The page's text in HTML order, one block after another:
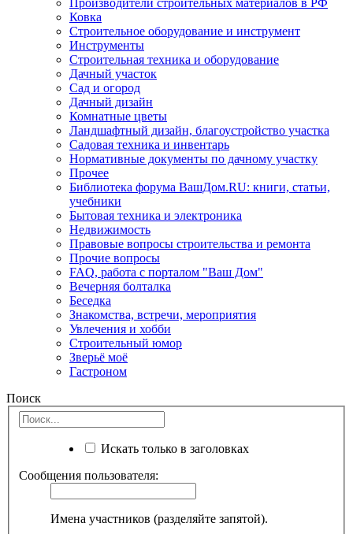
Ковка
Строительное оборудование и инструмент
Инструменты
Строительная техника и оборудование
Дачный участок
Сад и огород
Дачный дизайн
Комнатные цветы
Ландшафтный дизайн, благоустройство участка
Садовая техника и инвентарь
Нормативные документы по дачному участку
Прочее
Библиотека форума ВашДом.RU: книги, статьи,
учебники
Бытовая техника и электроника
Недвижимость
Правовые вопросы строительства и ремонта
Прочие вопросы
FAQ, работа с порталом "Ваш Дом"
Вечерняя болталка
Беседка
Знакомства, встречи, мероприятия
Увлечения и хобби
Строительный юмор
Зверьё моё
Гастроном
Поиск
Искать только в заголовках
Сообщения пользователя:
Имена участников (разделяйте запятой).